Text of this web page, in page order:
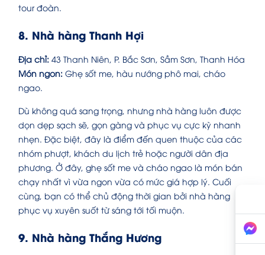
tour đoàn.
8. Nhà hàng Thanh Hợi
Địa chỉ: 43 Thanh Niên, P. Bắc Sơn, Sầm Sơn, Thanh Hóa
Món ngon: Ghẹ sốt me, hàu nướng phô mai, cháo
ngao.
Dù không quá sang trọng, nhưng nhà hàng luôn được
dọn dẹp sạch sẽ, gọn gàng và phục vụ cực kỳ nhanh
nhẹn. Đặc biệt, đây là điểm đến quen thuộc của các
nhóm phượt, khách du lịch trẻ hoặc người dân địa
phương. Ở đây, ghẹ sốt me và cháo ngao là món bán
chạy nhất vì vừa ngon vừa có mức giá hợp lý. Cuối
cùng, bạn có thể chủ động thời gian bởi nhà hàng
phục vụ xuyên suốt từ sáng tới tối muộn.
9. Nhà hàng Thắng Hương